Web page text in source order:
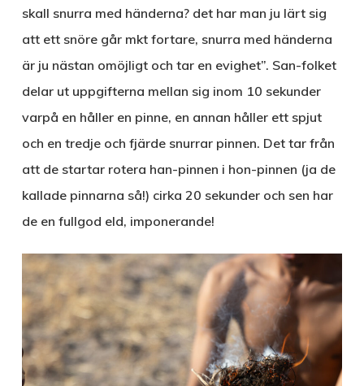
skall snurra med händerna? det har man ju lärt sig
att ett snöre går mkt fortare, snurra med händerna
är ju nästan omöjligt och tar en evighet”. San-folket
delar ut uppgifterna mellan sig inom 10 sekunder
varpå en håller en pinne, en annan håller ett spjut
och en tredje och fjärde snurrar pinnen. Det tar från
att de startar rotera han-pinnen i hon-pinnen (ja de
kallade pinnarna så!) cirka 20 sekunder och sen har
de en fullgod eld, imponerande!